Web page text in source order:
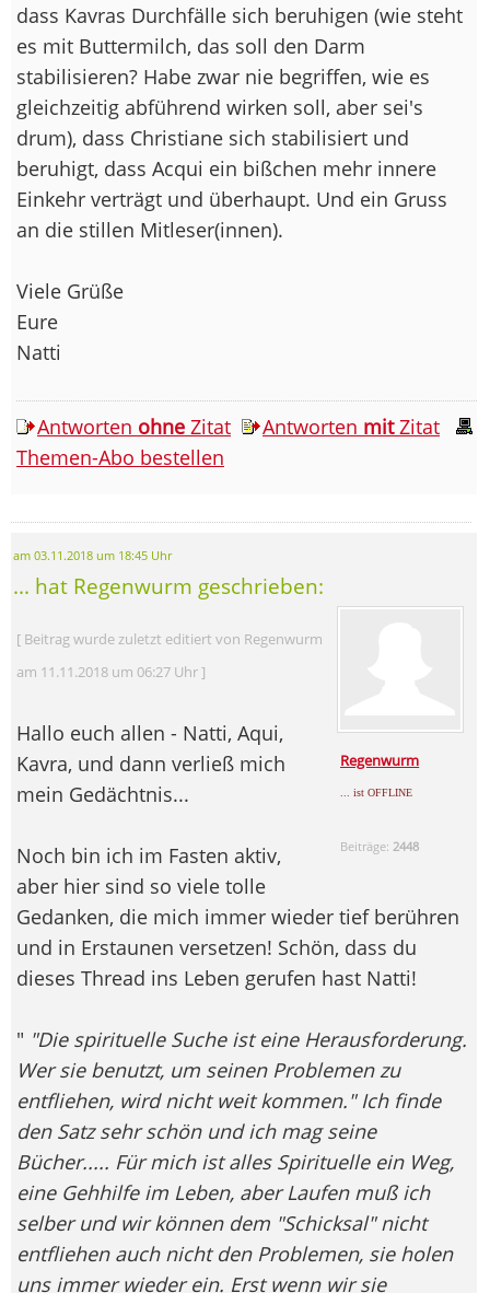
dass Kavras Durchfälle sich beruhigen (wie steht
es mit Buttermilch, das soll den Darm
stabilisieren? Habe zwar nie begriffen, wie es
gleichzeitig abführend wirken soll, aber sei's
drum), dass Christiane sich stabilisiert und
beruhigt, dass Acqui ein bißchen mehr innere
Einkehr verträgt und überhaupt. Und ein Gruss
an die stillen Mitleser(innen).
Viele Grüße
Eure
Natti
Antworten ohne Zitat Antworten mitZitat
Themen-Abo bestellen
am 03.11.2018 um 18:45 Uhr
... hat Regenwurm geschrieben:
Regenwurm
... ist OFFLINE
Beiträge: 2448
[ Beitrag wurde zuletzt editiert von Regenwurm
am 11.11.2018 um 06:27 Uhr ]
Hallo euch allen - Natti, Aqui,
Kavra, und dann verließ mich
mein Gedächtnis...
Noch bin ich im Fasten aktiv,
aber hier sind so viele tolle
Gedanken, die mich immer wieder tief berühren
und in Erstaunen versetzen! Schön, dass du
dieses Thread ins Leben gerufen hast Natti!
" "Die spirituelle Suche ist eine Herausforderung.
Wer sie benutzt, um seinen Problemen zu
entfliehen, wird nicht weit kommen." Ich finde
den Satz sehr schön und ich mag seine
Bücher..... Für mich ist alles Spirituelle ein Weg,
eine Gehhilfe im Leben, aber Laufen muß ich
selber und wir können dem "Schicksal" nicht
entfliehen auch nicht den Problemen, sie holen
uns immer wieder ein. Erst wenn wir sie